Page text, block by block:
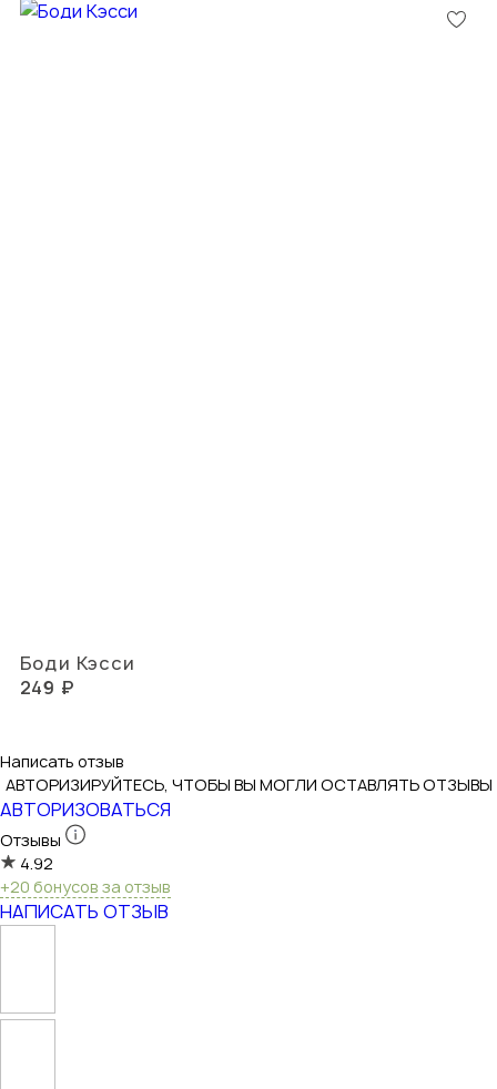
Боди Кэсси
249 ₽
Написать отзыв
АВТОРИЗИРУЙТЕСЬ, ЧТОБЫ ВЫ МОГЛИ ОСТАВЛЯТЬ ОТЗЫВЫ
АВТОРИЗОВАТЬСЯ
Отзывы
4.92
+20 бонусов за отзыв
НАПИСАТЬ ОТЗЫВ